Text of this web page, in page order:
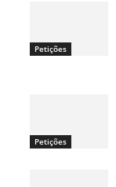
Petições
Petições